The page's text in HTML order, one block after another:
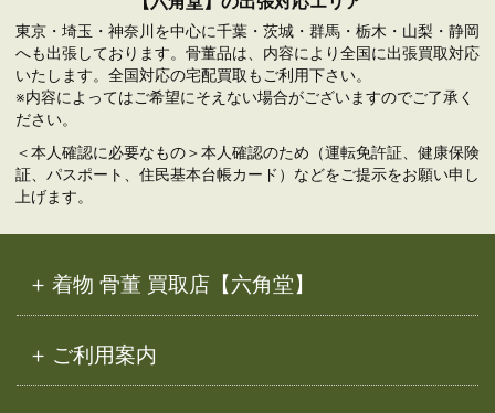
東京・埼玉・神奈川を中心に千葉・茨城・群馬・栃木・山梨・静岡
へも出張しております。骨董品は、内容により全国に出張買取対応
いたします。全国対応の宅配買取もご利用下さい。
※内容によってはご希望にそえない場合がございますのでご了承く
ださい。
＜本人確認に必要なもの＞本人確認のため（運転免許証、健康保険
証、パスポート、住民基本台帳カード）などをご提示をお願い申し
上げます。
着物 骨董 買取店【六角堂】
ご利用案内